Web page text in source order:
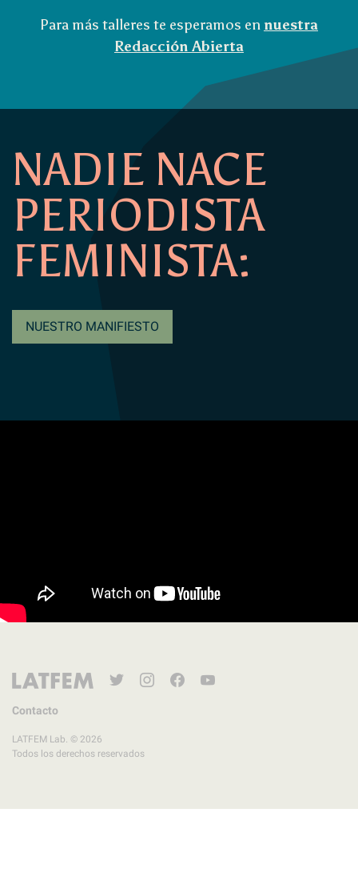
Para más talleres te esperamos en nuestra
Redacción Abierta
NADIE NACE
PERIODISTA
FEMINISTA:
NUESTRO MANIFIESTO
Contacto
LATFEM Lab. © 2026
Todos los derechos reservados